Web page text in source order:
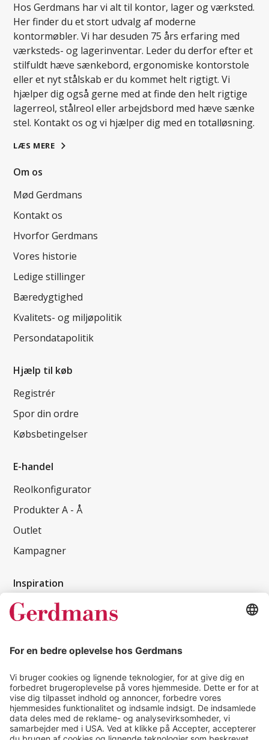
Hos Gerdmans har vi alt til kontor, lager og værksted.
Her finder du et stort udvalg af moderne
kontormøbler. Vi har desuden 75 års erfaring med
værksteds- og lagerinventar. Leder du derfor efter et
stilfuldt hæve sænkebord, ergonomiske kontorstole
eller et nyt stålskab er du kommet helt rigtigt. Vi
hjælper dig også gerne med at finde den helt rigtige
lagerreol, stålreol eller arbejdsbord med hæve sænke
stel. Kontakt os og vi hjælper dig med en totalløsning.
LÆS MERE
Om os
Mød Gerdmans
Kontakt os
Hvorfor Gerdmans
Vores historie
Ledige stillinger
Bæredygtighed
Kvalitets- og miljøpolitik
Persondatapolitik
Hjælp til køb
Registrér
Spor din ordre
Købsbetingelser
E-handel
Reolkonfigurator
Produkter A - Å
Outlet
Kampagner
Inspiration
Kundereferencer
Tips & guides
Kontakt
salg@gerdmans.dk
49 18 07 07